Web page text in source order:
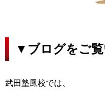
▼ブログをご覧
武田塾鳳校では、